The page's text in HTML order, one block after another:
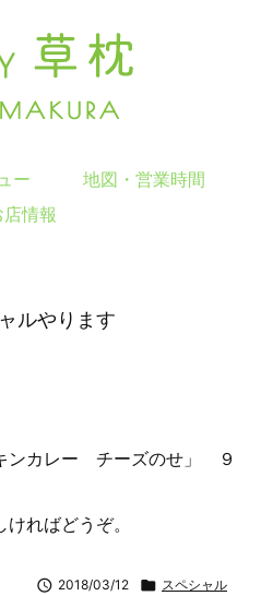
ー
地図・営業時間
情報
ルやります
ンカレー チーズのせ」 ９
ればどうぞ。
 2018/03/12  スペシャル